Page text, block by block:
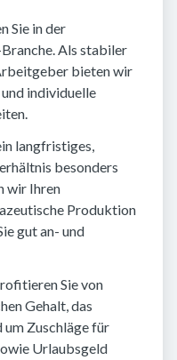
Sie in der
Als stabiler
bieten wir
individuelle
langfristiges,
besonders
wir Ihren
Produktion
gut an- und
Sie von
Gehalt, das
um Zuschläge für
Urlaubsgeld